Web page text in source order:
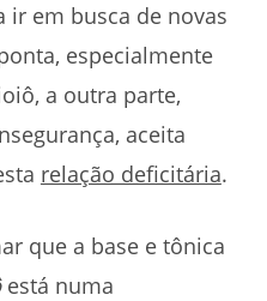
em busca de novas
especialmente
a outra parte,
aceita
relação deficitária.
que a base e tônica
está numa